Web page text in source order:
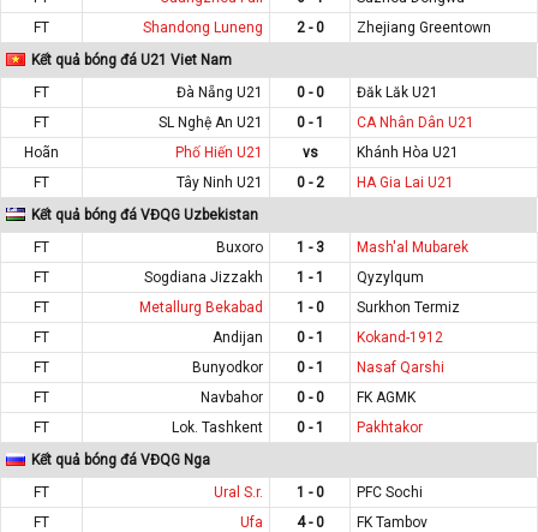
FT
Shandong Luneng 2 - 0
Zhejiang Greentown
Kết quả bóng đá U21 Viet Nam
FT
Đà Nẵng U21 0 - 0
Đăk Lăk U21
FT
SL Nghệ An U21 0 - 1
CA Nhân Dân U21
Hoãn
Phố Hiến U21 vs
Khánh Hòa U21
FT
Tây Ninh U21 0 - 2
HA Gia Lai U21
Kết quả bóng đá VĐQG Uzbekistan
FT
Buxoro 1 - 3
Mash'al Mubarek
FT
Sogdiana Jizzakh 1 - 1
Qyzylqum
FT
Metallurg Bekabad 1 - 0
Surkhon Termiz
FT
Andijan 0 - 1
Kokand-1912
FT
Bunyodkor 0 - 1
Nasaf Qarshi
FT
Navbahor 0 - 0
FK AGMK
FT
Lok. Tashkent 0 - 1
Pakhtakor
Kết quả bóng đá VĐQG Nga
FT
Ural S.r. 1 - 0
PFC Sochi
FT
Ufa 4 - 0
FK Tambov